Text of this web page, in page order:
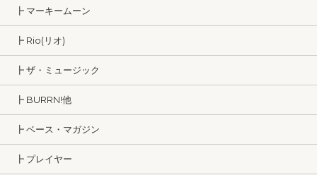
┣ マーキームーン
┣ Rio(リオ)
┣ ザ・ミュージック
┣ BURRN!他
┣ ベース・マガジン
┣ プレイヤー